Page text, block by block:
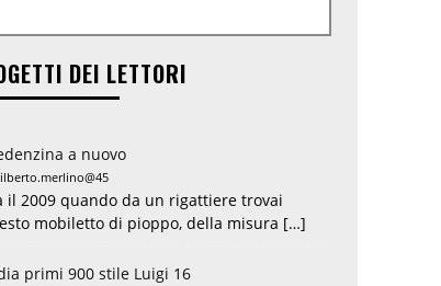
DEI LETTORI
a nuovo
il 2009 quando da un rigattiere trovai
mobiletto di pioppo, della misura […]
primi 900 stile Luigi 16